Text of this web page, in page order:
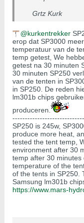
Grtz Kurk
kurkentrekker
erop dat SP3000
temperatuur van de
temp getest, We
getest na 30 minuten
30 minuten SP250
van de tenten in
in SP250. De reden
lm301b chips
produceren.
SP250 is 245w,
produce more heat,
tested the tent temp,
environment after 30
temp after 30 minutes
temperature of the
of the tents in SP250.
Samsung lm301b
https://www.mars-